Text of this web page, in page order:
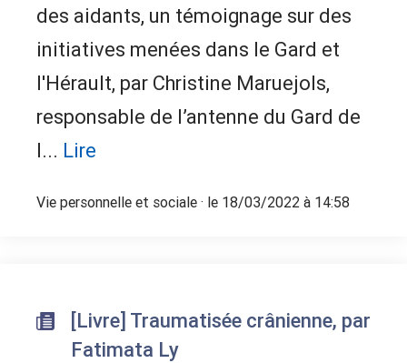
des aidants, un témoignage sur des
initiatives menées dans le Gard et
l'Hérault, par Christine Maruejols,
responsable de l’antenne du Gard de
l... Lire
Vie personnelle et sociale · le 18/03/2022 à 14:58
[Livre] Traumatisée crânienne, par
Fatimata Ly